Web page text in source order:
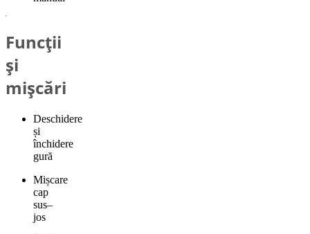
Funcții
și
mișcări
Deschidere
și
închidere
gură
Mișcare
cap
sus–
jos